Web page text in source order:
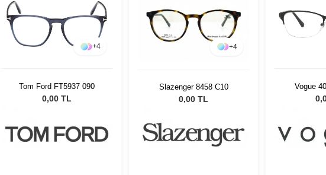
+4
Tom Ford FT5937 090
0,00 TL
+4
Slazenger 8458 C10
0,00 TL
Vogue